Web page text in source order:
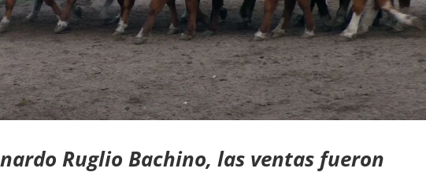
Ruglio Bachino, las ventas fueron